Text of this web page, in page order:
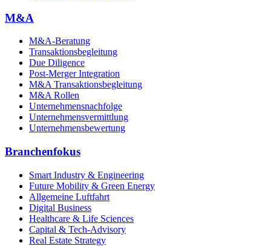
M&A
M&A-Beratung
Transaktionsbegleitung
Due Diligence
Post-Merger Integration
M&A Transaktionsbegleitung
M&A Rollen
Unternehmensnachfolge
Unternehmensvermittlung
Unternehmensbewertung
Branchenfokus
Smart Industry & Engineering
Future Mobility & Green Energy
Allgemeine Luftfahrt
Digital Business
Healthcare & Life Sciences
Capital & Tech-Advisory
Real Estate Strategy